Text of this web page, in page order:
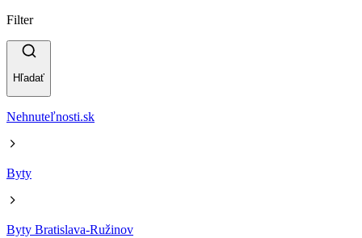
Filter
Hľadať
Nehnuteľnosti.sk
Byty
Byty Bratislava-Ružinov